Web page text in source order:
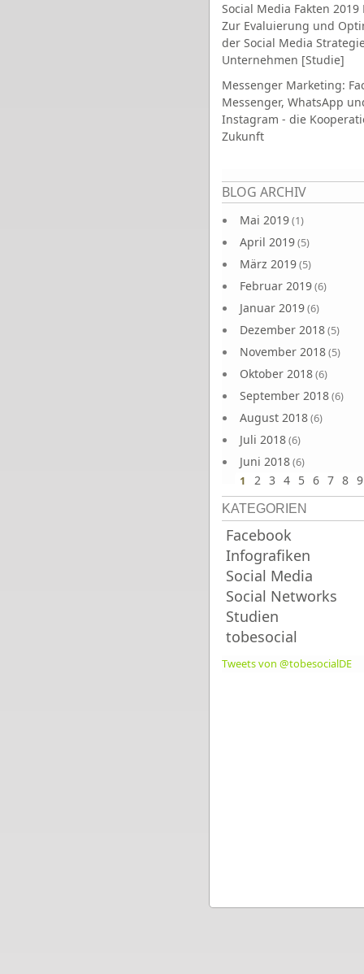
Social Media Fakten 2019
Zur Evaluierung und
der Social Media
Unternehmen [Studie]
Messenger Marketing:
Messenger, WhatsApp
Instagram - die
Zukunft
BLOG ARCHIV
Mai 2019(1)
April 2019(5)
März 2019(5)
Februar 2019(6)
Januar 2019(6)
Dezember 2018(5)
November 2018(5)
Oktober 2018(6)
September 2018(6)
August 2018(6)
Juli 2018(6)
Juni 2018(6)
Seiten
1 2 3 4 5 6 7 8 9
KATEGORIEN
Facebook
Infografiken
Social Media
Social Networks
Studien
tobesocial
Tweets von @tobesocialDE